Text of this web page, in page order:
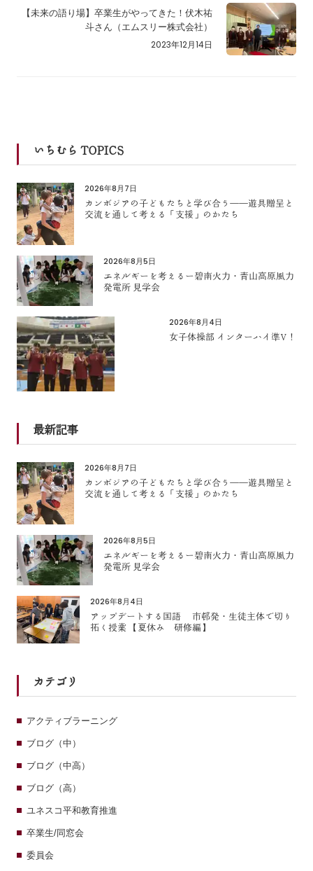
【未来の語り場】卒業生がやってきた！伏木祐
斗さん（エムスリー株式会社）
2023年12月14日
いちむら TOPICS
2026年8月7日
カンボジアの子どもたちと学び合う――遊具贈呈と
交流を通して考える「支援」のかたち
2026年8月5日
エネルギーを考えるー碧南火力・青山高原風力
発電所 見学会
2026年8月4日
女子体操部 インターハイ準V！
最新記事
2026年8月7日
カンボジアの子どもたちと学び合う――遊具贈呈と
交流を通して考える「支援」のかたち
2026年8月5日
エネルギーを考えるー碧南火力・青山高原風力
発電所 見学会
2026年8月4日
アップデートする国語 市邨発・生徒主体で切り
拓く授業 【夏休み 研修編】
カテゴリ
アクティブラーニング
ブログ（中）
ブログ（中高）
ブログ（高）
ユネスコ平和教育推進
卒業生/同窓会
委員会